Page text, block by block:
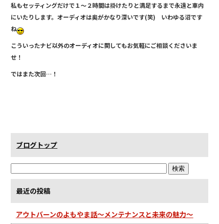
私もセッティングだけで１～２時間は掛けたりと満足するまで永遠と車内
にいたりします。オーディオは奥がかなり深いです(笑) いわゆる沼です
ね
こういったナビ以外のオーディオに関してもお気軽にご相談くださいま
せ！
ではまた次回…！
ブログトップ
最近の投稿
アウトバーンのよもやま話～メンテナンスと未来の魅力～